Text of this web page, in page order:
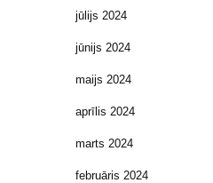
jūlijs 2024
jūnijs 2024
maijs 2024
aprīlis 2024
marts 2024
februāris 2024